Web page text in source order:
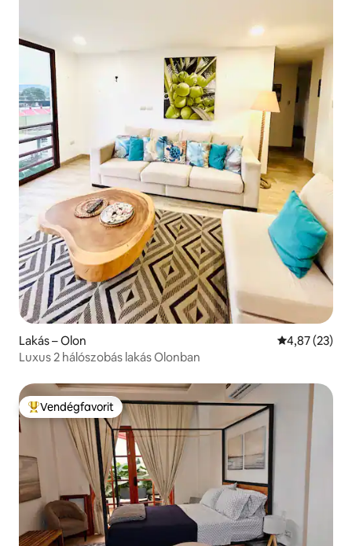
Lakás – Olon Átlagos
4,87 (23)
Luxus 2 hálószobás lakás Olonban
Kiemelt vendégfavorit
Vendégfavorit